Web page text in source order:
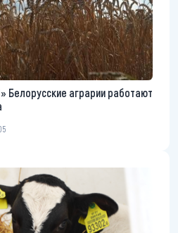
Белорусские аграрии работают